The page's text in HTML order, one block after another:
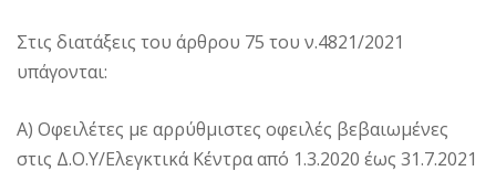
Στις διατάξεις του άρθρου 75 του ν.4821/2021
υπάγονται:
Α) Οφειλέτες με αρρύθμιστες οφειλές βεβαιωμένες
στις Δ.Ο.Υ/Ελεγκτικά Κέντρα από 1.3.2020 έως 31.7.2021